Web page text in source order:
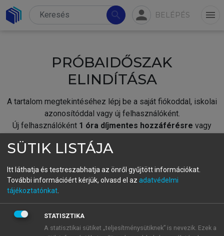
search person BELÉPÉS menu
PRÓBAIDŐSZAK
ELINDÍTÁSA
A tartalom megtekintéséhez lépj be a saját fiókoddal, iskolai
azonosítóddal vagy új felhasználóként.
Új felhasználóként 1 óra díjmentes hozzáférésre vagy
fiókoddal,vagy hozz létre új fiókot.
A regisztráció után apróbaidőszakautomatikusan
BELÉPÉS SAJÁT FIÓKKAL
SÜTIK LISTÁJA
Itt láthatja és testreszabhatja az önről gyűjtött információkat.
További információért kérjük, olvasd el az adatvédelmi
tájékoztatónkat
STATISZTIKA
A statisztikai sütiket „teljesítménysütiknek” is nevezik. Ezek a